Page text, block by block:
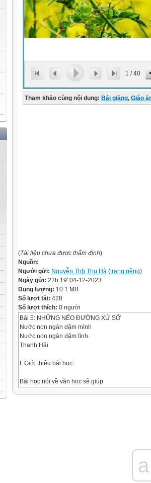
1 /40
Tham khảo cùng nội dung: Bài giảng, Giáo
(Tài liệu chưa được thẩm định)
Nguồn:
Người gửi: Nguyễn Thþ Thu Hà (trang riêng)
Ngày gửi: 22h:19' 04-12-2023
Dung lượng: 10.1 MB
Số lượt tải: 428
Số lượt thích: 0 người
Bài 5: NHỮNG NẺO ĐƯỜNG XỨ SỞ
Nước non ngàn dặm mình
Nước non ngàn dặm tình.
Thanh Hải
I. Giới thiệu bài học:
Bài học nói về văn học sẽ giúp
- Là loại tác phẩm văn học chú trọng ghi chép sự
- Trong kí có kể việc, tả người, tả cảnh, cung cấp